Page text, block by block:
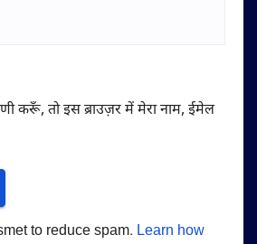
करूँ, तो इस ब्राउज़र में मेरा नाम, ईमेल
to reduce spam. Learn how